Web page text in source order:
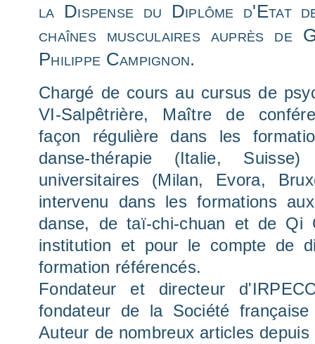
la Dispense du Diplôme d'Etat
chaînes musculaires auprès de
Philippe Campignon.
Chargé de cours au cursus de
VI-Salpêtrière, Maître de
façon régulière dans les
danse-thérapie (Italie,
universitaires (Milan, Evora,
intervenu dans les formations
danse, de taï-chi-chuan et de Qi
institution et pour le compte de
formation référencés.
Fondateur et directeur
fondateur de la Société française
Auteur de nombreux articles